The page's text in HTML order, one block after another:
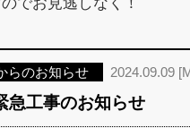
らのお知らせ 2024.09.09
急工事のお知らせ